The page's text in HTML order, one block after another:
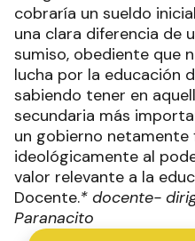
cobraría un sueldo
una clara diferencia de
sumiso, obediente que
lucha por la educación
sabiendo tener en
secundaria más
un gobierno netamente
ideológicamente al
valor relevante a la
Docente.* docente-
Paranacito